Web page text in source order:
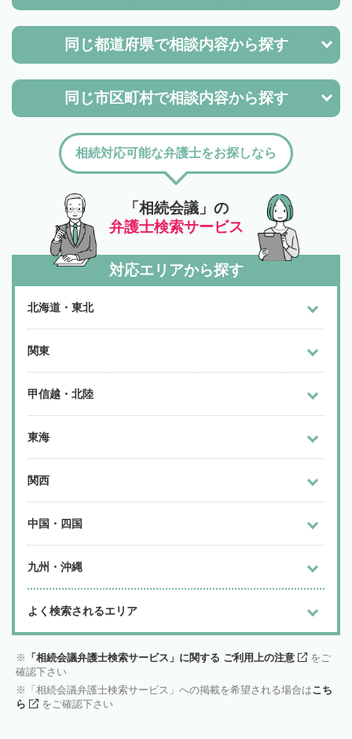
同じ都道府県で相談内容から探す
同じ市区町村で相談内容から探す
「相続会議」の
弁護士検索サービス
相続対応可能な弁護士をお探しなら
対応エリアから探す
北海道・東北
関東
甲信越・北陸
東海
関西
中国・四国
九州・沖縄
よく検索されるエリア
「相続会議弁護士検索サービス」に関する ご利用上の注意
をご
確認下さい
「相続会議弁護士検索サービス」への掲載を希望される場合はこち
ら
をご確認下さい